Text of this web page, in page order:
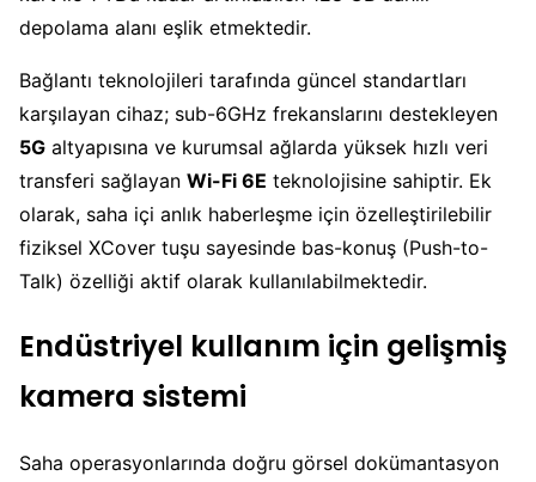
depolama alanı eşlik etmektedir.
Bağlantı teknolojileri tarafında güncel standartları
karşılayan cihaz; sub-6GHz frekanslarını destekleyen
5G altyapısına ve kurumsal ağlarda yüksek hızlı veri
transferi sağlayan Wi-Fi 6E teknolojisine sahiptir. Ek
olarak, saha içi anlık haberleşme için özelleştirilebilir
fiziksel XCover tuşu sayesinde bas-konuş (Push-to-
Talk) özelliği aktif olarak kullanılabilmektedir.
Endüstriyel kullanım için gelişmiş
kamera sistemi
Saha operasyonlarında doğru görsel dokümantasyon